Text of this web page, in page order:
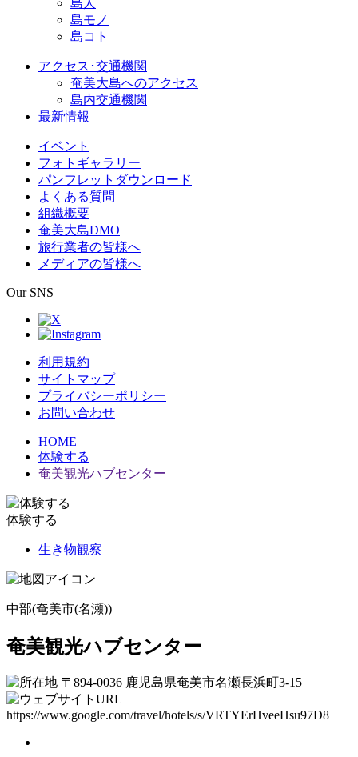
島モノ
島コト
アクセス･交通機関
奄美大島へのアクセス
島内交通機関
最新情報
イベント
フォトギャラリー
パンフレットダウンロード
よくある質問
組織概要
奄美大島DMO
旅行業者の皆様へ
メディアの皆様へ
Our SNS
利用規約
サイトマップ
プライバシーポリシー
お問い合わせ
HOME
体験する
奄美観光ハブセンター
体験する
生き物観察
中部(奄美市(名瀬))
奄美観光ハブセンター
〒894-0036 鹿児島県奄美市名瀬長浜町3-15
https://www.google.com/travel/hotels/s/VRTYErHveeHsu97D8